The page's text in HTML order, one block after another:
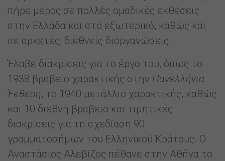
πήρε μέρος σε πολλές ομαδικές εκθέσεις
στην Ελλάδα και στο εξωτερικό, καθώς και
σε αρκετές, διεθνείς διοργανώσεις.
Έλαβε διακρίσεις για το έργο του, όπως το
1938 βραβείο χαρακτικής στην Πανελλήνια
Έκθεση, το 1940 μετάλλιο χαρακτικής, καθώς
και 10 διεθνή βραβεία και τιμητικές
διακρίσεις για τη σχεδίαση 90
γραμματοσήμων του Ελληνικού Κράτους. Ο
Αναστάσιος Αλεβίζος πέθανε στην Αθήνα το